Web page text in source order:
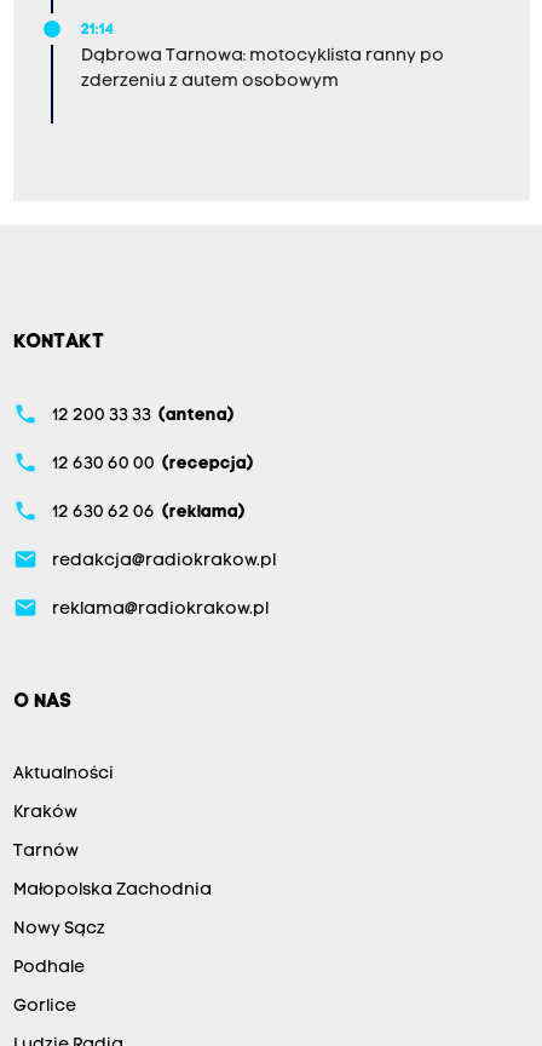
21:14
Dąbrowa Tarnowa: motocyklista ranny po
zderzeniu z autem osobowym
KONTAKT
phone 12 200 33 33 (antena)
phone 12 630 60 00 (recepcja)
phone 12 630 62 06 (reklama)
email redakcja@radiokrakow.pl
email reklama@radiokrakow.pl
O NAS
Aktualności
Kraków
Tarnów
Małopolska Zachodnia
Nowy Sącz
Podhale
Gorlice